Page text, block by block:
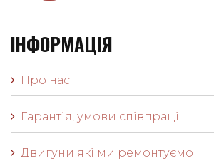
ІНФОРМАЦІЯ
Про нас
Гарантія, умови співпраці
Двигуни які ми ремонтуємо